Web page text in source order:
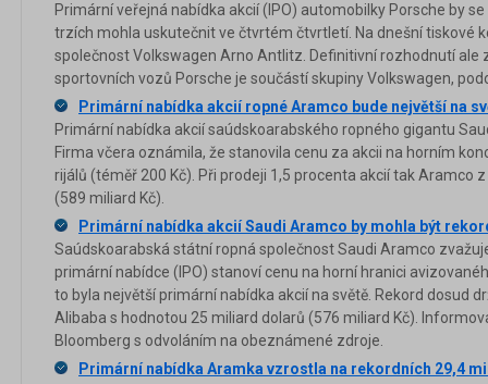
Primární veřejná nabídka akcií (IPO) automobilky Porsche by
trzích mohla uskutečnit ve čtvrtém čtvrtletí. Na dnešní tiskové
společnost Volkswagen Arno Antlitz. Definitivní rozhodnutí ale
sportovních vozů Porsche je součástí skupiny Volkswagen,
Primární nabídka akcií ropné Aramco bude největší na
Primární nabídka akcií saúdskoarabského ropného gigantu
Firma včera oznámila, že stanovila cenu za akcii na horním
rijálů (téměř 200 Kč). Při prodeji 1,5 procenta akcií tak Aramco
(589 miliard Kč).
Primární nabídka akcií Saudi Aramco by mohla být
Saúdskoarabská státní ropná společnost Saudi Aramco
primární nabídce (IPO) stanoví cenu na horní hranici
to byla největší primární nabídka akcií na světě. Rekord dosud
Alibaba s hodnotou 25 miliard dolarů (576 miliard Kč).
Bloomberg s odvoláním na obeznámené zdroje.
Primární nabídka Aramka vzrostla na rekordních 29,4